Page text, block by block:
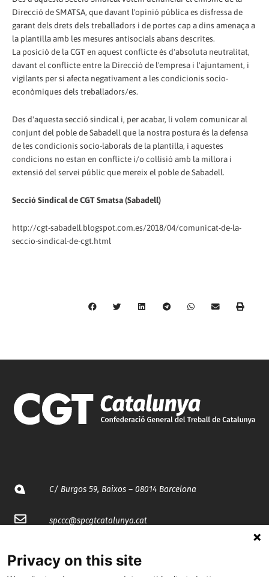
Direcció de SMATSA, que davant l'opinió pública es disfressa de
garant dels drets dels treballadors i de portes cap a dins amenaça a
la plantilla amb les mesures antisocials abans descrites.
La posició de la CGT en aquest conflicte és d'absoluta neutralitat,
davant el conflicte entre la Direcció de l'empresa i l'ajuntament, i
vigilants per si afecta negativament a les condicionis socio-
econòmiques dels treballadors/es.
Des d'aquesta secció sindical i, per acabar, li volem comunicar al
conjunt del poble de Sabadell que la nostra postura és la defensa
de les condicionis socio-laborals de la plantilla, i aquestes
condicions no estan en conflicte i/o col·lisió amb la millora i
extensió del servei públic que mereix el poble de Sabadell.
Secció Sindical de CGT Smatsa (Sabadell)
http://cgt-sabadell.blogspot.com.es/2018/04/comunicat-de-la-
seccio-sindical-de-cgt.html
C/ Burgos 59, Baixos – 08014 Barcelona
spccc@spcgtcatalunya.cat
Privacy on this site